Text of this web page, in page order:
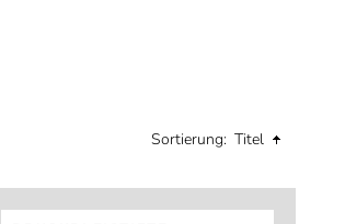
Sortierung: Titel